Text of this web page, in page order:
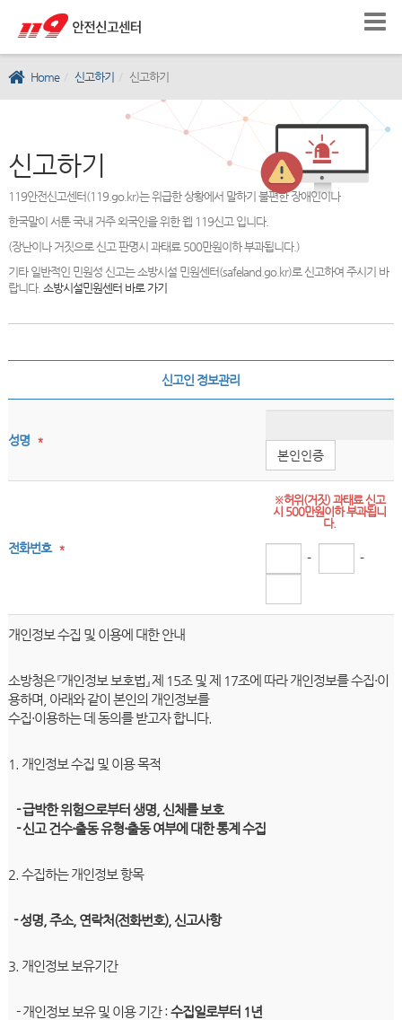
Home 신고하기 신고하기
신고하기
119안전신고센터(119.go.kr)는 위급한 상황에서 말하기 불편한 장애인이나
한국말이 서툰 국내 거주 외국인을 위한 웹 119신고 입니다.
(장난이나 거짓으로 신고 판명시 과태료 500만원이하 부과됩니다.)
기타 일반적인 민원성 신고는 소방시설 민원센터(safeland.go.kr)로 신고하여 주시기 바
랍니다. 소방시설민원센터 바로 가기
신고인 정보관리
성명 *
본인인증
전화번호 *
※허위(거짓) 과태료 신고
시 500만원이하 부과됩니
다.
- -
개인정보 수집 및 이용에 대한 안내
소방청은 『개인정보 보호법』 제 15조 및 제 17조에 따라 개인정보를 수집·이
용하며, 아래와 같이 본인의 개인정보를
수집·이용하는 데 동의를 받고자 합니다.
1. 개인정보 수집 및 이용 목적
- 급박한 위험으로부터 생명, 신체를 보호
- 신고 건수·출동 유형·출동 여부에 대한 통계 수집
2. 수집하는 개인정보 항목
- 성명, 주소, 연락처(전화번호), 신고사항
3. 개인정보 보유기간
- 개인정보 보유 및 이용 기간 : 수집일로부터 1년